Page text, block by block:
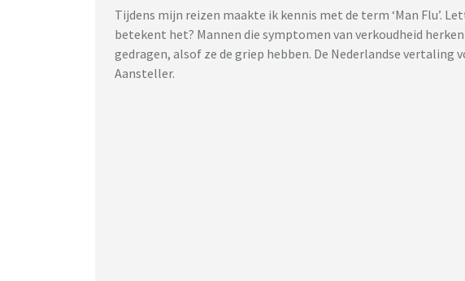
Tijdens mijn reizen maakte ik kennis met de term ‘Man Flu’.
betekent het? Mannen die symptomen van verkoudheid
gedragen, alsof ze de griep hebben. De Nederlandse vertaling
Aansteller.